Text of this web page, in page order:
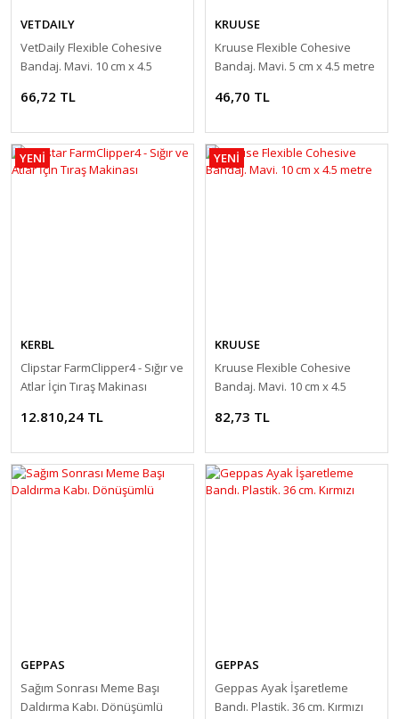
VETDAILY
VetDaily Flexible Cohesive
Bandaj. Mavi. 10 cm x 4.5
66,72 TL
KRUUSE
Kruuse Flexible Cohesive
Bandaj. Mavi. 5 cm x 4.5 metre
46,70 TL
YENİ
KERBL
Clipstar FarmClipper4 - Sığır ve
Atlar İçin Tıraş Makinası
12.810,24 TL
YENİ
KRUUSE
Kruuse Flexible Cohesive
Bandaj. Mavi. 10 cm x 4.5
82,73 TL
GEPPAS
Sağım Sonrası Meme Başı
Daldırma Kabı. Dönüşümlü
GEPPAS
Geppas Ayak İşaretleme
Bandı. Plastik. 36 cm. Kırmızı